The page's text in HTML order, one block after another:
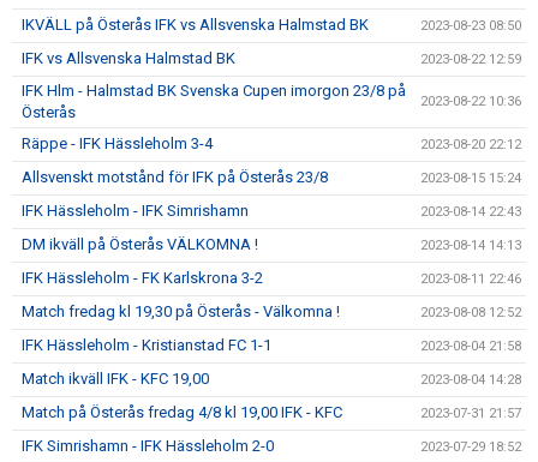
IKVÄLL på Österås IFK vs Allsvenska Halmstad BK 2023-08-23 08:50
IFK vs Allsvenska Halmstad BK 2023-08-22 12:59
IFK Hlm - Halmstad BK Svenska Cupen imorgon 23/8 på
Österås
2023-08-22 10:36
Räppe - IFK Hässleholm 3-4 2023-08-20 22:12
Allsvenskt motstånd för IFK på Österås 23/8 2023-08-15 15:24
IFK Hässleholm - IFK Simrishamn 2023-08-14 22:43
DM ikväll på Österås VÄLKOMNA ! 2023-08-14 14:13
IFK Hässleholm - FK Karlskrona 3-2 2023-08-11 22:46
Match fredag kl 19,30 på Österås - Välkomna ! 2023-08-08 12:52
IFK Hässleholm - Kristianstad FC 1-1 2023-08-04 21:58
Match ikväll IFK - KFC 19,00 2023-08-04 14:28
Match på Österås fredag 4/8 kl 19,00 IFK - KFC 2023-07-31 21:57
IFK Simrishamn - IFK Hässleholm 2-0 2023-07-29 18:52